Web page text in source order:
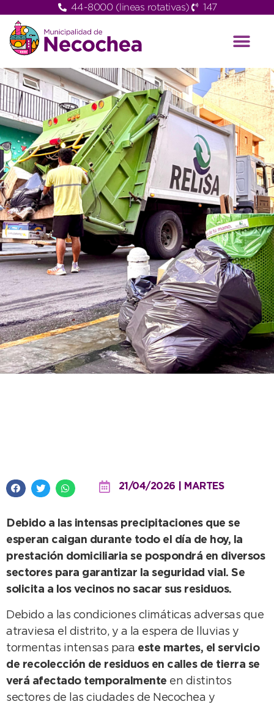
44-8000 (lineas rotativas) 147
21/04/2026 | MARTES
Debido a las intensas precipitaciones que se
esperan caigan durante todo el día de hoy, la
prestación domiciliaria se pospondrá en diversos
sectores para garantizar la seguridad vial. Se
solicita a los vecinos no sacar sus residuos.
Debido a las condiciones climáticas adversas que
atraviesa el distrito, y a la espera de lluvias y
tormentas intensas para este martes, el servicio
de recolección de residuos en calles de tierra se
verá afectado temporalmente en distintos
sectores de las ciudades de Necochea y